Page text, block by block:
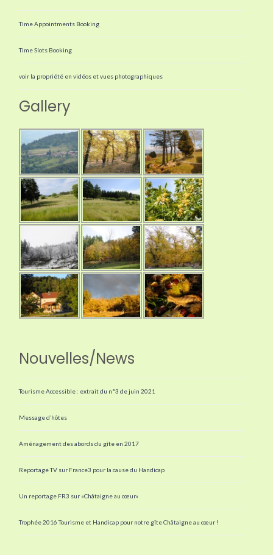
Time Appointments Booking
Time Slots Booking
voir la propriété en vidéos et vues photographiques
Gallery
Nouvelles/News
Tourisme Accessible : extrait du n°3 de juin 2021
Message d’hôtes
Aménagement des abords du gîte en 2017
Reportage TV sur France3 pour la cause du Handicap
Un reportage FR3 sur «Châtaigne au cœur»
Trophée 2016 Tourisme et Handicap pour notre gîte Châtaigne au cœur !